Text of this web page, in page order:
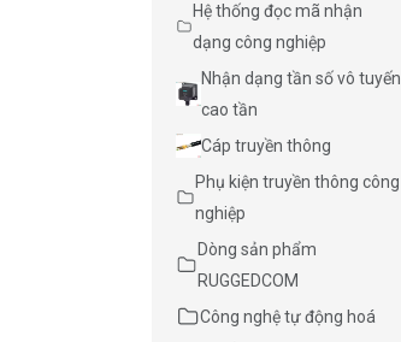
Hệ thống đọc mã nhận
dạng công nghiệp
Nhận dạng tần số vô tuyến
cao tần
Cáp truyền thông
Phụ kiện truyền thông công
nghiệp
Dòng sản phẩm
RUGGEDCOM
Công nghệ tự động hoá